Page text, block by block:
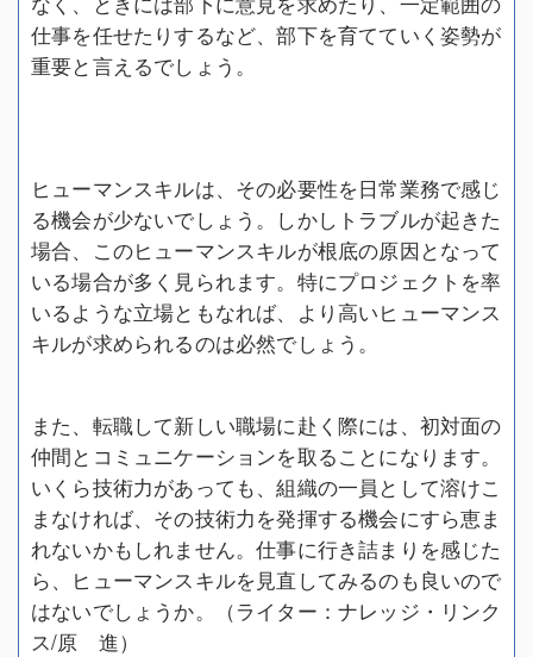
仕事を任せたりするなど、部下を育てていく姿勢が
重要と言えるでしょう。
ヒューマンスキルは、その必要性を日常業務で感じ
る機会が少ないでしょう。しかしトラブルが起きた
場合、このヒューマンスキルが根底の原因となって
いる場合が多く見られます。特にプロジェクトを率
いるような立場ともなれば、より高いヒューマンス
キルが求められるのは必然でしょう。
また、転職して新しい職場に赴く際には、初対面の
仲間とコミュニケーションを取ることになります。
いくら技術力があっても、組織の一員として溶けこ
まなければ、その技術力を発揮する機会にすら恵ま
れないかもしれません。仕事に行き詰まりを感じた
ら、ヒューマンスキルを見直してみるのも良いので
はないでしょうか。（ライター：ナレッジ・リンク
ス/原 進）